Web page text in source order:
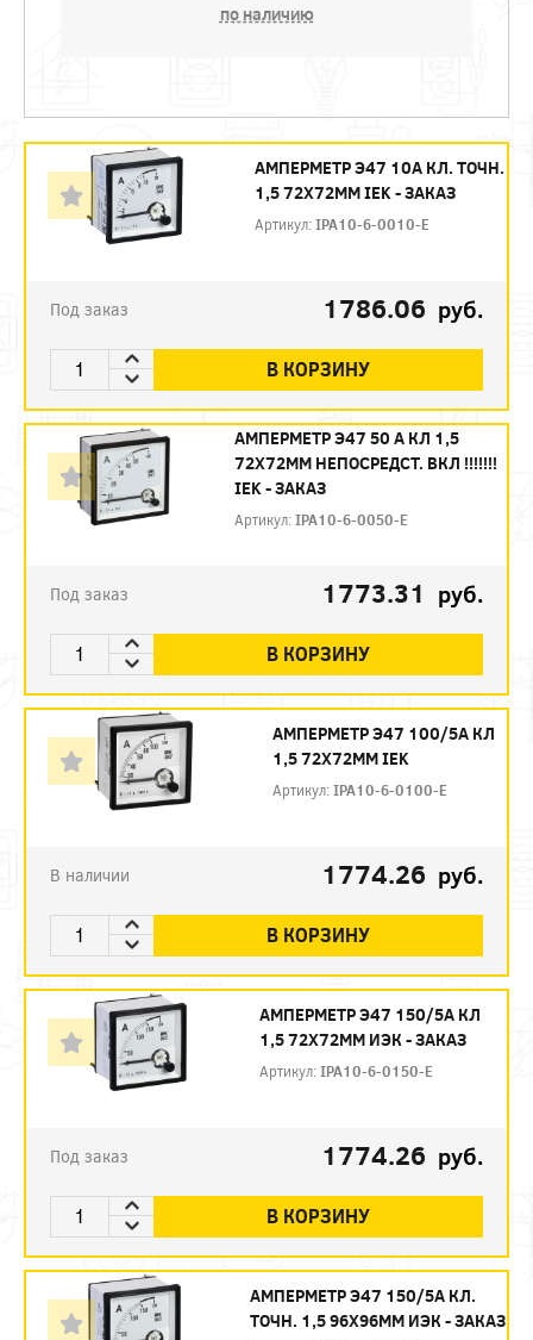
по наличию
АМПЕРМЕТР Э47 10А КЛ. ТОЧН.
1,5 72Х72ММ IEK - ЗАКАЗ
Артикул:IPA10-6-0010-E
Под заказ 1786.06 руб.
В КОРЗИНУ
АМПЕРМЕТР Э47 50 А КЛ 1,5
72Х72ММ НЕПОСРЕДСТ. ВКЛ !!!!!!!
IEK - ЗАКАЗ
Артикул:IPA10-6-0050-E
Под заказ 1773.31 руб.
В КОРЗИНУ
АМПЕРМЕТР Э47 100/5А КЛ
1,5 72Х72ММ IEK
Артикул:IPA10-6-0100-E
В наличии 1774.26 руб.
В КОРЗИНУ
АМПЕРМЕТР Э47 150/5А КЛ
1,5 72Х72ММ ИЭК - ЗАКАЗ
Артикул:IPA10-6-0150-E
Под заказ 1774.26 руб.
В КОРЗИНУ
АМПЕРМЕТР Э47 150/5А КЛ.
ТОЧН. 1,5 96Х96ММ ИЭК - ЗАКАЗ